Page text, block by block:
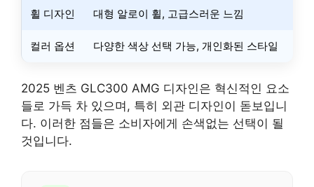
휠 디자인 대형 알로이 휠, 고급스러운 느낌
컬러 옵션 다양한 색상 선택 가능, 개인화된 스타일
2025 벤츠 GLC300 AMG 디자인은 혁신적인 요소
들로 가득 차 있으며, 특히 외관 디자인이 돋보입니
다. 이러한 점들은 소비자에게 손색없는 선택이 될
것입니다.